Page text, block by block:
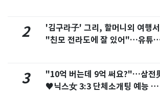
2
'김구라子' 그리, 할머니외 여행서
"친모 전라도에 잘 있어"…유튜
3
"10억 버는데 9억 써요?"…삼전
♥닉스女 3:3 단체소개팅 예능 화